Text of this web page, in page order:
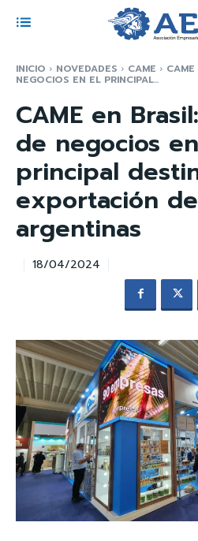
INICIO NOVEDADES CAME CAME
NEGOCIOS EN EL PRINCIPAL...
CAME en
de negocios
principal
exportación
argentinas
18/04/2024